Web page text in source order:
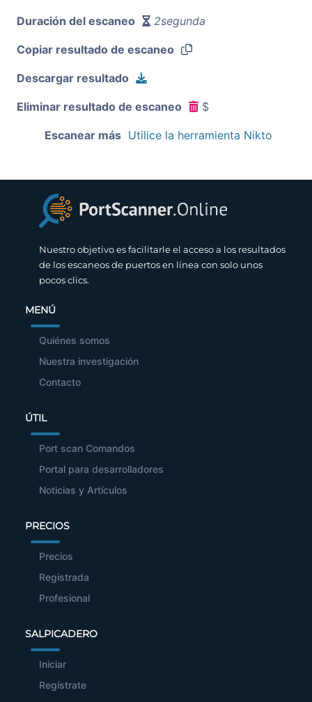
Duración del escaneo 2segunda
Copiar resultado de escaneo
Descargar resultado
Eliminar resultado de escaneo $
Escanear más Utilice la herramienta Nikto
Nuestro objetivo es facilitarle el acceso a los resultados
de los escaneos de puertos en línea con solo unos
pocos clics.
MENÚ
Quiénes somos
Nuestra investigación
Contacto
ÚTIL
Port scan Comandos
Portal para desarrolladores
Noticias y Artículos
PRECIOS
Precios
Registrada
Profesional
SALPICADERO
Iniciar
Regístrate